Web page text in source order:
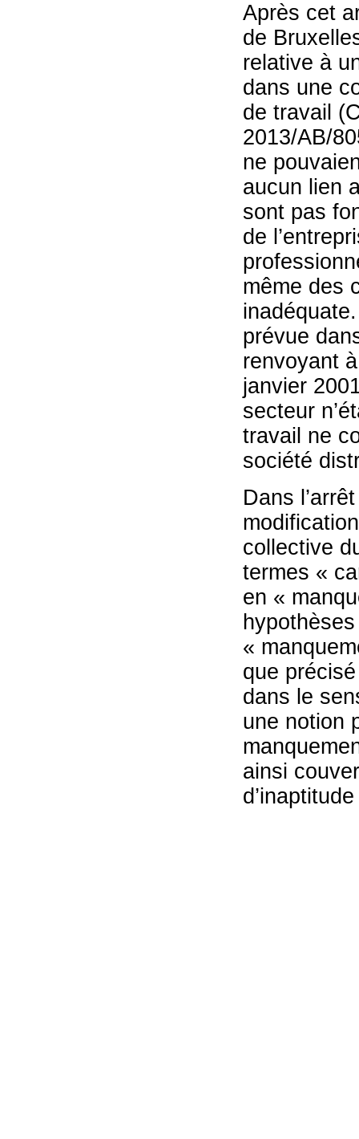
Après cet
de
relative à
dans une
de travail
2013/AB/
ne
aucun lien
sont pas
de
même des
prévue
renvoyant
janvier
secteur
travail ne
société
Dans
collective
termes «
en «
«
que
dans le
une notion
ainsi